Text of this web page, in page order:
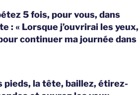
5 fois, pour vous, dans
: « Lorsque j’ouvrirai les yeux,
continuer ma journée dans
pieds, la tête, baillez, étirez-